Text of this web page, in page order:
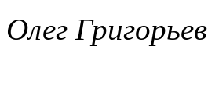
Олег Григорьев